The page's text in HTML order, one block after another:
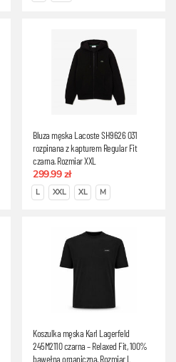
Bluza męska Lacoste SH9626 031
rozpinana z kapturem Regular Fit
czarna, Rozmiar XXL
299.99 zł
L XXL XL M
Koszulka męska Karl Lagerfeld
245M2110 czarna – Relaxed Fit, 100%
bawełna organiczna, Rozmiar L